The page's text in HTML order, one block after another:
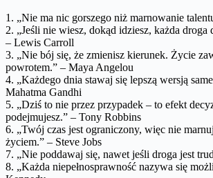
1. „Nie ma nic gorszego niż marnowanie
2. „Jeśli nie wiesz, dokąd idziesz, każda droga
– Lewis Carroll
3. „Nie bój się, że zmienisz kierunek. Życie
powrotem.” – Maya Angelou
4. „Każdego dnia stawaj się lepszą wersją
Mahatma Gandhi
5. „Dziś to nie przez przypadek – to efekt
podejmujesz.” – Tony Robbins
6. „Twój czas jest ograniczony, więc nie
życiem.” – Steve Jobs
7. „Nie poddawaj się, nawet jeśli droga jest
8. „Każda niepełnosprawność nazywa się